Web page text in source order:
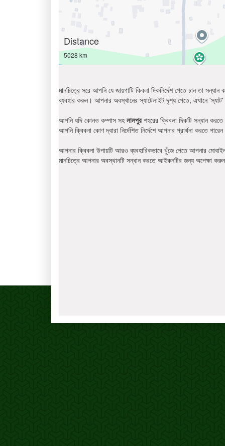
Distance
5028 km
মানচিত্রে সরে আপনি যে জায়গাটি কিবলা দিকনির্দেশ পেতে চান তা
ব্যবহার করুন। আপনার অবস্থানের স্যাটেলাইট দৃশ্য পেতে, এখানে 'স্যাট'
আপনি যদি কোনও কম্পাস সহলালপুর শহরের ক্বিবলা দিকটি সন্ধান
আপনি ক্বিবলা কোণ দ্বারা নির্দেশিত নির্দেশে আপনার প্রার্থনা করতে
আপনার ক্বিবলা উপায়টি আরও ব্যবহারিকভাবে খুঁজে পেতে আপনার
মানচিত্রে আপনার অবস্থানটি সন্ধান করতে আইকনটির জন্য অপেক্ষা